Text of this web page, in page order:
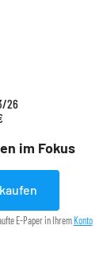
im Fokus
26
E-Paper in IhremKonto